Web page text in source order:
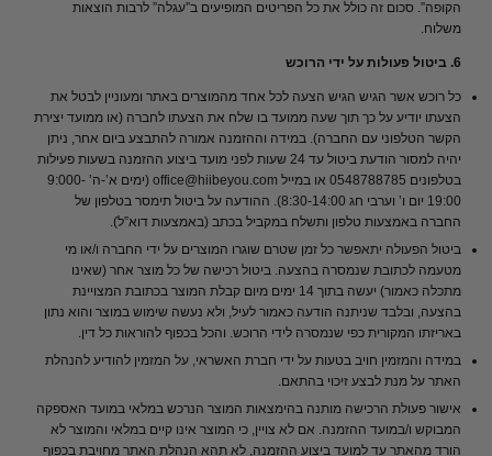
הקופה”. סכום זה כולל את כל הפריטים המופיעים ב”עגלה” לרבות הוצאות
משלוח.
6. ביטול פעולות על ידי הרוכש
כל רוכש אשר הגיש הגיש הצעה לכל אחד מהמוצרים באתר ומעוניין לבטל את
הצעתו יודיע על כך תוך שעה ממועד בו שלח את הצעתו לחברה (או ממועד יצירת
הקשר הטלפוני עם החברה). במידה וההזמנה אמורה להתבצע ביום אחר, ניתן
יהיה למסור הודעת ביטול עד 24 שעות לפני מועד ביצוע ההזמנה בשעות פעילות
בטלפונים 0548788785 או במייל office@hiibeyou.com (ימים א’-ה’ 9:000-
19:00 יום ו’ וערבי חג 8:30-14:00). ההודעה על ביטול תימסר בטלפון של
החברה באמצעות טלפון ותשלח במקביל בכתב (באמצעות דוא”ל).
ביטול הפעולה יתאפשר כל זמן שטרם שוגרו המוצרים על ידי החברה ו/או מי
מטעמה לכתובת שנמסרה בהצעה. ביטול רכישה של כל מוצר אחר (שאינו
מתכלה כאמור) יעשה בתוך 14 ימים מיום קבלת המוצר בכתובת המצויינת
בהצעה, ובלבד שניתנה הודעה כאמור לעיל, ולא נעשה שימוש במוצר והוא נתון
באריזתו המקורית כפי שנמסרה לידי הרוכש. והכל בכפוף להוראות כל דין.
במידה והמזמין חויב בטעות על ידי חברת האשראי, על המזמין להודיע להנהלת
האתר על מנת לבצע זיכוי בהתאם.
אישור פעולת הרכישה מותנה בהימצאות המוצר הנרכש במלאי במועד האספקה
המבוקש ו/במועד ההזמנה. אם לא צויין, כי המוצר אינו קיים במלאי והמוצר לא
הורד מהאתר עד למועד ביצוע ההזמנה, לא תהא הנהלת האתר מחויבת בכפוף